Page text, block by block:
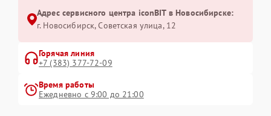
Адрес сервисного центра iconBIT в Новосибирске:
г. Новосибирск, Советская улица, 12
Горячая линия
+7 (383) 377-72-09
Время работы
Ежедневно с 9:00 до 21:00